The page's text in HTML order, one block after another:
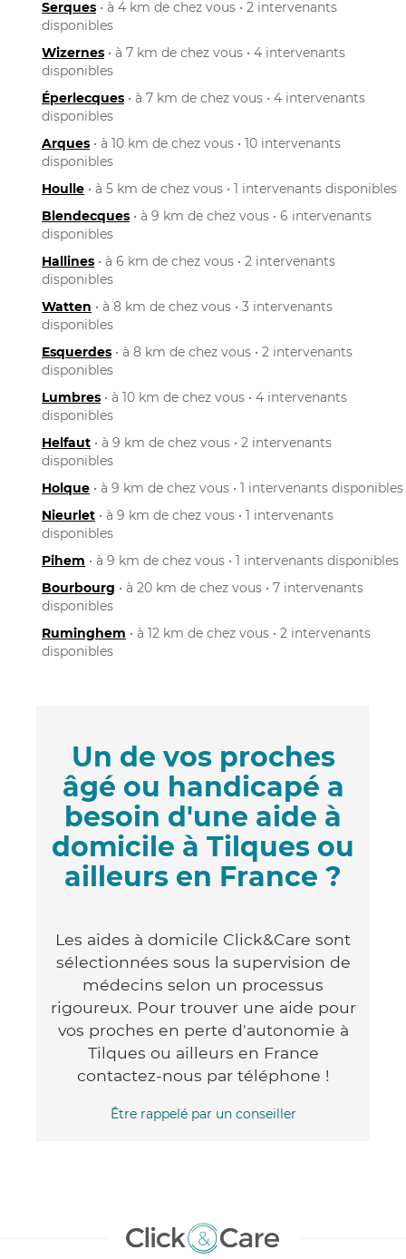
Serques • à 4 km de chez vous • 2 intervenants
disponibles
Wizernes • à 7 km de chez vous • 4 intervenants
disponibles
Éperlecques • à 7 km de chez vous • 4 intervenants
disponibles
Arques • à 10 km de chez vous • 10 intervenants
disponibles
Houlle • à 5 km de chez vous • 1 intervenants disponibles
Blendecques • à 9 km de chez vous • 6 intervenants
disponibles
Hallines • à 6 km de chez vous • 2 intervenants
disponibles
Watten • à 8 km de chez vous • 3 intervenants
disponibles
Esquerdes • à 8 km de chez vous • 2 intervenants
disponibles
Lumbres • à 10 km de chez vous • 4 intervenants
disponibles
Helfaut • à 9 km de chez vous • 2 intervenants
disponibles
Holque • à 9 km de chez vous • 1 intervenants disponibles
Nieurlet • à 9 km de chez vous • 1 intervenants
disponibles
Pihem • à 9 km de chez vous • 1 intervenants disponibles
Bourbourg • à 20 km de chez vous • 7 intervenants
disponibles
Ruminghem • à 12 km de chez vous • 2 intervenants
disponibles
Un de vos proches
âgé ou handicapé a
besoin d'une aide à
domicile à Tilques ou
ailleurs en France ?
Les aides à domicile Click&Care sont
sélectionnées sous la supervision de
médecins selon un processus
rigoureux. Pour trouver une aide pour
vos proches en perte d'autonomie à
Tilques ou ailleurs en France
contactez-nous par téléphone !
Être rappelé par un conseiller